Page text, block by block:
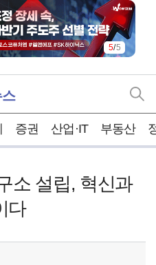
5/5
증권 산업·IT 부동산
소 설립, 혁신과
다